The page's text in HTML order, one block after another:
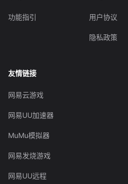
功能指引 用户协议
隐私政策
友情链接
网易云游戏
网易UU加速器
MuMu模拟器
网易发烧游戏
网易UU远程